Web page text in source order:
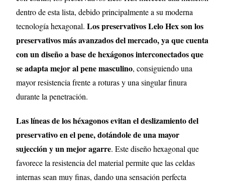
dentro de esta lista, debido principalmente a su moderna
tecnología hexagonal.Los preservativos Lelo Hex son los
preservativos más avanzados del mercado, ya que cuenta
con un diseño a base de hexágonos interconectados que
se adapta mejor al pene masculino, consiguiendo una
mayor resistencia frente a roturas y una singular finura
durante la penetración.
Las líneas de los héxagonos evitan el deslizamiento del
preservativo en el pene, dotándole de una mayor
sujección y un mejor agarre. Este diseño hexagonal que
favorece la resistencia del material permite que las celdas
internas sean muy finas, dando una sensación perfecta